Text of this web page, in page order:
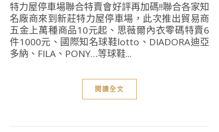
特力屋停車場聯合特賣會好評再加碼!!聯合各家知
名廠商來到新莊特力屋停車場，此次推出貿易商
五金上萬種商品10元起、思薇爾內衣零碼特賣6
件1000元、國際知名球鞋lotto、DIADORA迪亞
多納、FILA、PONY…等球鞋...
閱讀全文